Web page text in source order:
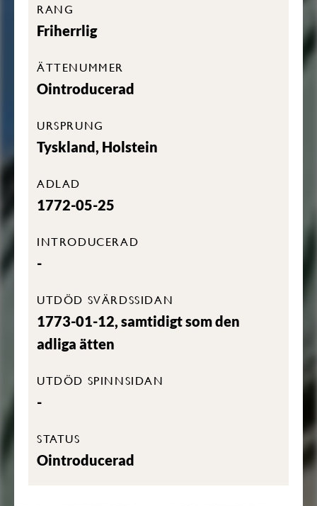
RANG
Friherrlig
ÄTTENUMMER
Ointroducerad
URSPRUNG
Tyskland, Holstein
ADLAD
1772-05-25
INTRODUCERAD
-
UTDÖD SVÄRDSSIDAN
1773-01-12, samtidigt som den
adliga ätten
UTDÖD SPINNSIDAN
-
STATUS
Ointroducerad